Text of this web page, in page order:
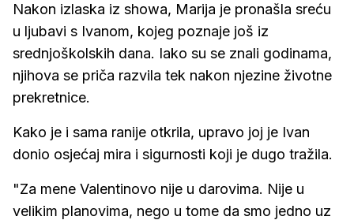
Nakon izlaska iz showa, Marija je pronašla sreću
u ljubavi s Ivanom, kojeg poznaje još iz
srednjoškolskih dana. Iako su se znali godinama,
njihova se priča razvila tek nakon njezine životne
prekretnice.
Kako je i sama ranije otkrila, upravo joj je Ivan
donio osjećaj mira i sigurnosti koji je dugo tražila.
"Za mene Valentinovo nije u darovima. Nije u
velikim planovima, nego u tome da smo jedno uz